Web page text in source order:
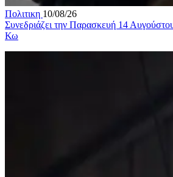
Πολιτικη 10/08/26
Συνεδριάζει την Παρασκευή 14
Κω